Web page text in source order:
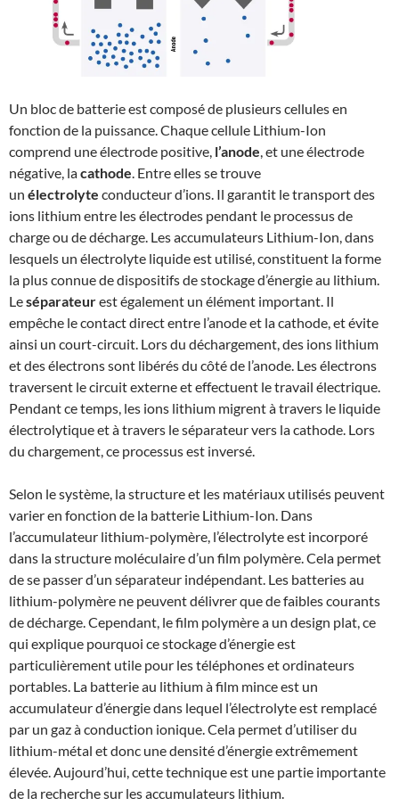
Un bloc de batterie est composé de plusieurs cellules en
fonction de la puissance. Chaque cellule Lithium-Ion
comprend une électrode positive, l’anode, et une électrode
négative, lacathode. Entre elles se trouve
un électrolyte conducteur d’ions. Il garantit le transport des
ions lithium entre les électrodes pendant le processus de
charge ou de décharge. Les accumulateurs Lithium-Ion, dans
lesquels un électrolyte liquide est utilisé, constituent la forme
la plus connue de dispositifs de stockage d’énergie au lithium.
Leséparateurest également un élément important. Il
empêche le contact direct entre l’anode et la cathode, et évite
ainsi un court-circuit. Lors du déchargement, des ions lithium
et des électrons sont libérés du côté de l’anode. Les électrons
traversent le circuit externe et effectuent le travail électrique.
Pendant ce temps, les ions lithium migrent à travers le liquide
électrolytique et à travers le séparateur vers la cathode. Lors
du chargement, ce processus est inversé.
Selon le système, la structure et les matériaux utilisés peuvent
varier en fonction de la batterie Lithium-Ion. Dans
l’accumulateur lithium-polymère, l’électrolyte est incorporé
dans la structure moléculaire d’un film polymère. Cela permet
de se passer d’un séparateur indépendant. Les batteries au
lithium-polymère ne peuvent délivrer que de faibles courants
de décharge. Cependant, le film polymère a un design plat, ce
qui explique pourquoi ce stockage d’énergie est
particulièrement utile pour les téléphones et ordinateurs
portables. La batterie au lithium à film mince est un
accumulateur d’énergie dans lequel l’électrolyte est remplacé
par un gaz à conduction ionique. Cela permet d’utiliser du
lithium-métal et donc une densité d’énergie extrêmement
élevée. Aujourd’hui, cette technique est une partie importante
de la recherche sur les accumulateurs lithium.